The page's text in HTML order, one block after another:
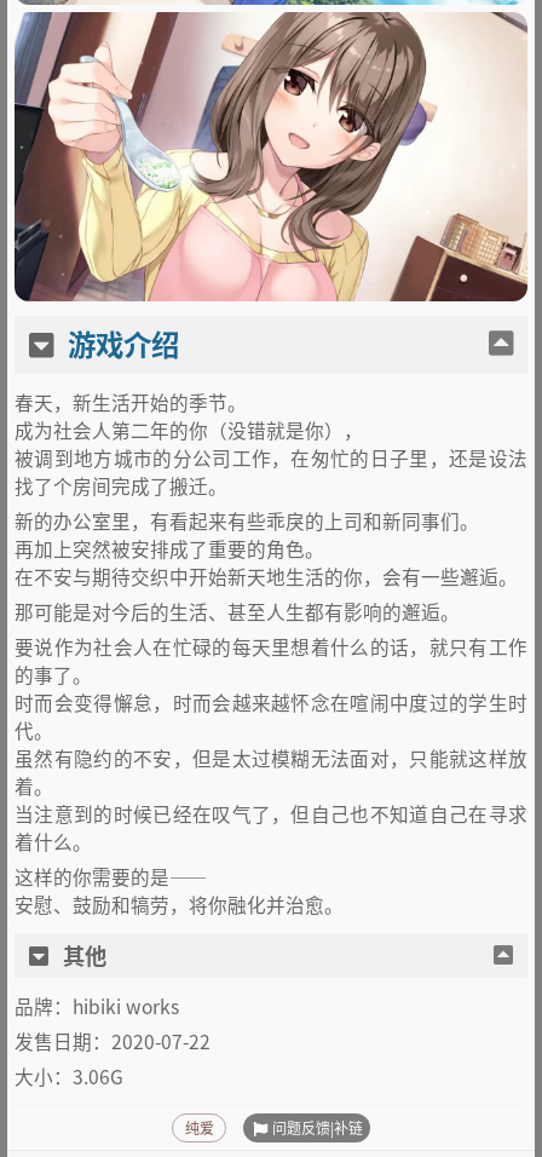
游戏介绍
春天，新生活开始的季节。
成为社会人第二年的你（没错就是你），
被调到地方城市的分公司工作，在匆忙的日子里，还是设法
找了个房间完成了搬迁。
新的办公室里，有看起来有些乖戾的上司和新同事们。
再加上突然被安排成了重要的角色。
在不安与期待交织中开始新天地生活的你，会有一些邂逅。
那可能是对今后的生活、甚至人生都有影响的邂逅。
要说作为社会人在忙碌的每天里想着什么的话，就只有工作
的事了。
时而会变得懈怠，时而会越来越怀念在喧闹中度过的学生时
代。
虽然有隐约的不安，但是太过模糊无法面对，只能就这样放
着。
当注意到的时候已经在叹气了，但自己也不知道自己在寻求
着什么。
这样的你需要的是——
安慰、鼓励和犒劳，将你融化并治愈。
其他
品牌：hibiki works
发售日期：2020-07-22
大小：3.06G
纯爱 问题反馈|补链